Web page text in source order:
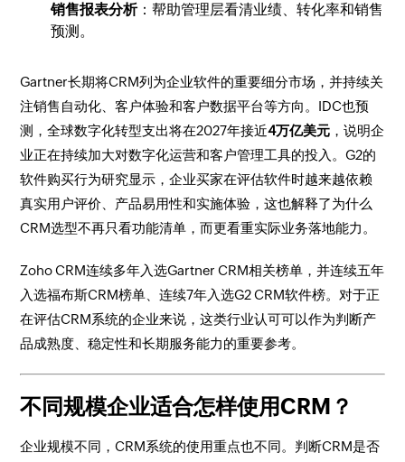
销售报表分析：帮助管理层看清业绩、转化率和销售
预测。
Gartner长期将CRM列为企业软件的重要细分市场，并持续关
注销售自动化、客户体验和客户数据平台等方向。IDC也预
测，全球数字化转型支出将在2027年接近4万亿美元 ，说明企
业正在持续加大对数字化运营和客户管理工具的投入。G2的
软件购买行为研究显示，企业买家在评估软件时越来越依赖
真实用户评价、产品易用性和实施体验，这也解释了为什么
CRM选型不再只看功能清单，而更看重实际业务落地能力。
Zoho CRM连续多年入选Gartner CRM相关榜单，并连续五年
入选福布斯CRM榜单、连续7年入选G2 CRM软件榜。对于正
在评估CRM系统的企业来说，这类行业认可可以作为判断产
品成熟度、稳定性和长期服务能力的重要参考。
不同规模企业适合怎样使用CRM？
企业规模不同，CRM系统的使用重点也不同。判断CRM是否